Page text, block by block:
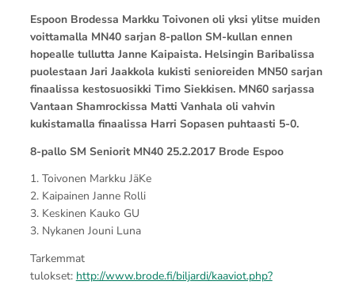
Espoon Brodessa Markku Toivonen oli yksi ylitse muiden
voittamalla MN40 sarjan 8-pallon SM-kullan ennen
hopealle tullutta Janne Kaipaista. Helsingin Baribalissa
puolestaan Jari Jaakkola kukisti senioreiden MN50 sarjan
finaalissa kestosuosikki Timo Siekkisen. MN60 sarjassa
Vantaan Shamrockissa Matti Vanhala oli vahvin
kukistamalla finaalissa Harri Sopasen puhtaasti 5-0.
8-pallo SM Seniorit MN40 25.2.2017 Brode Espoo
1. Toivonen Markku JäKe
2. Kaipainen Janne Rolli
3. Keskinen Kauko GU
3. Nykanen Jouni Luna
Tarkemmat
tulokset: http://www.brode.fi/biljardi/kaaviot.php?